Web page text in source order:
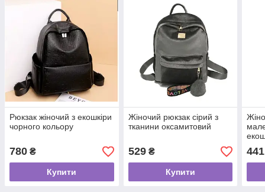
Рюкзак жіночий з екошкіри
чорного кольору
780 ₴
Купити
Жіночий рюкзак сірий з
тканини оксамитовий
529₴
Купити
441